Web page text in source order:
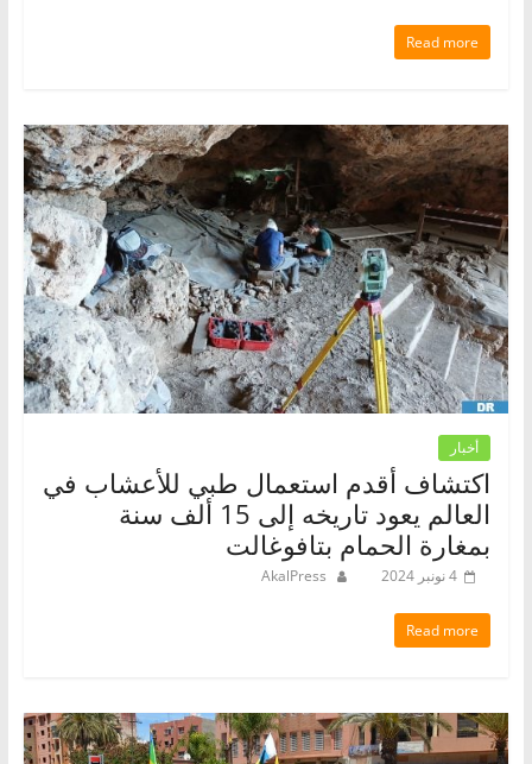
Read more
أخبار
اكتشاف أقدم استعمال طبي للأعشاب في
العالم يعود تاريخه إلى 15 ألف سنة
بمغارة الحمام بتافوغالت
4 نونبر 2024 AkalPress
Read more